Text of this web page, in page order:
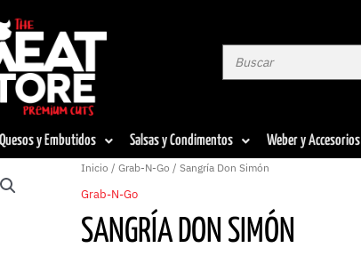
Quesos y Embutidos Salsas y Condimentos Weber y Accesorios
Inicio /Grab-N-Go / Sangría Don Simón
Grab-N-Go
SANGRÍA DON SIMÓN
Sangría
Don
cantidad